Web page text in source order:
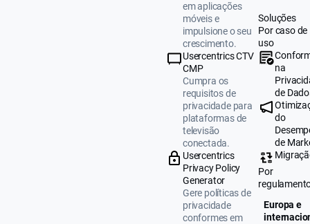
em aplicações
móveis e
impulsione o seu
crescimento.
Usercentrics CTV
CMP
Cumpra os
requisitos de
privacidade para
plataformas de
televisão
conectada.
Usercentrics
Privacy Policy
Generator
Gere políticas de
privacidade
conformes em
Soluções
Por caso de
uso
na
de
do
de
Por
Europa e